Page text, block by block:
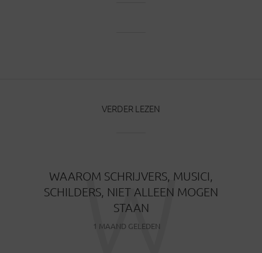
VERDER LEZEN
WAAROM SCHRIJVERS, MUSICI,
SCHILDERS, NIET ALLEEN MOGEN
STAAN
1 MAAND GELEDEN
W